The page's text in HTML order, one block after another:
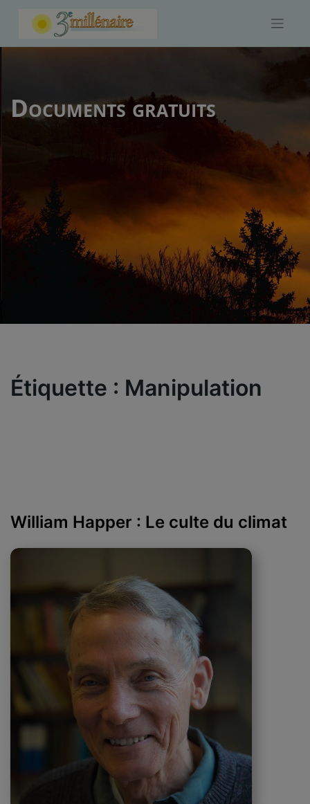
Documents gratuits
Étiquette : Manipulation
William Happer : Le culte du climat